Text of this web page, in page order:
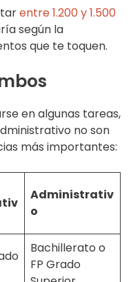
entre 1.200 y 1.500
según la
que te toquen.
en algunas tareas,
no son
más importantes:
Administrativ
o
Bachillerato o
FP Grado